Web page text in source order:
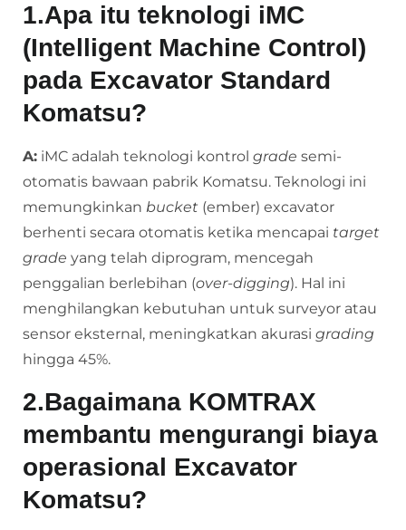
1.Apa itu teknologi iMC
(Intelligent Machine Control)
pada Excavator Standard
Komatsu?
A: iMC adalah teknologi kontrol grade semi-
otomatis bawaan pabrik Komatsu. Teknologi ini
memungkinkan bucket (ember) excavator
berhenti secara otomatis ketika mencapai target
grade yang telah diprogram, mencegah
penggalian berlebihan (over-digging). Hal ini
menghilangkan kebutuhan untuk surveyor atau
sensor eksternal, meningkatkan akurasi grading
hingga 45%.
2.Bagaimana KOMTRAX
membantu mengurangi biaya
operasional Excavator
Komatsu?